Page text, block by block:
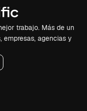
trabajo. Más de un
empresas, agencias y